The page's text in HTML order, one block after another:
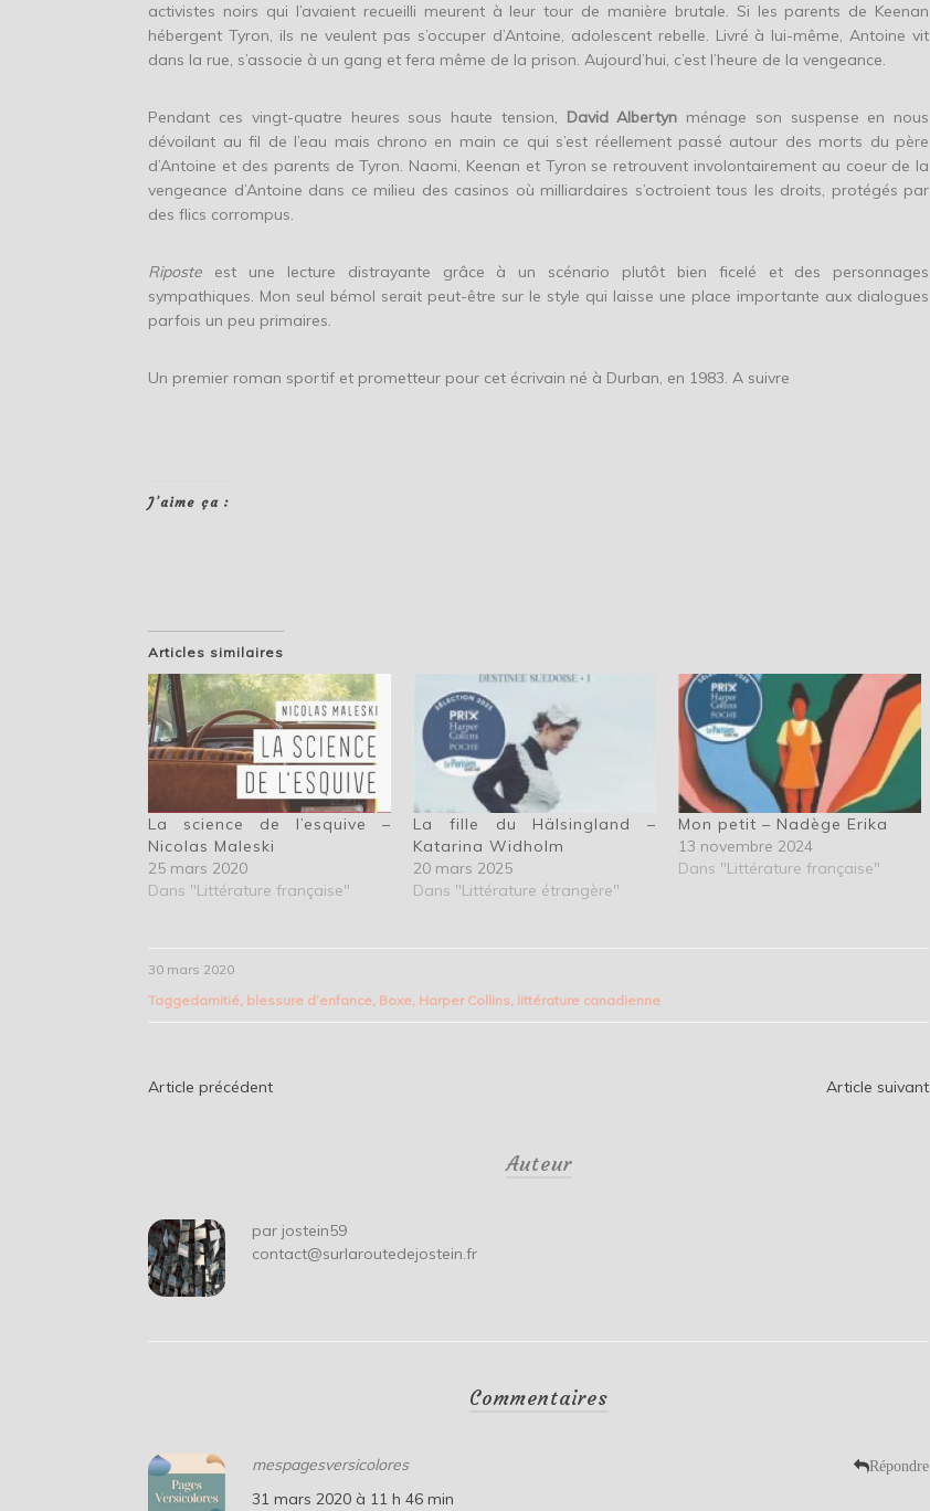
activistes noirs qui l’avaient recueilli meurent à leur tour de manière brutale. Si les parents de Keenan
hébergent Tyron, ils ne veulent pas s’occuper d’Antoine, adolescent rebelle. Livré à lui-même, Antoine vit
dans la rue, s’associe à un gang et fera même de la prison. Aujourd’hui, c’est l’heure de la vengeance.
Pendant ces vingt-quatre heures sous haute tension, David Albertyn ménage son suspense en nous
dévoilant au fil de l’eau mais chrono en main ce qui s’est réellement passé autour des morts du père
d’Antoine et des parents de Tyron. Naomi, Keenan et Tyron se retrouvent involontairement au coeur de la
vengeance d’Antoine dans ce milieu des casinos où milliardaires s’octroient tous les droits, protégés par
des flics corrompus.
Riposte est une lecture distrayante grâce à un scénario plutôt bien ficelé et des personnages
sympathiques. Mon seul bémol serait peut-être sur le style qui laisse une place importante aux dialogues
parfois un peu primaires.
Un premier roman sportif et prometteur pour cet écrivain né à Durban, en 1983. A suivre
J’aime ça :
Articles similaires
La science de l’esquive –
Nicolas Maleski
25 mars 2020
Dans "Littérature française"
La fille du Hälsingland –
Katarina Widholm
20 mars 2025
Dans "Littérature étrangère"
Mon petit – Nadège Erika
13 novembre 2024
Dans "Littérature française"
30 mars 2020
Taggedamitié, blessure d’enfance, Boxe, Harper Collins, littérature canadienne
Navigation
Article précédent Article suivant
Auteur
par jostein59
contact@surlaroutedejostein.fr
Commentaires
mespagesversicolores Répondre
31 mars 2020 à 11 h 46 min